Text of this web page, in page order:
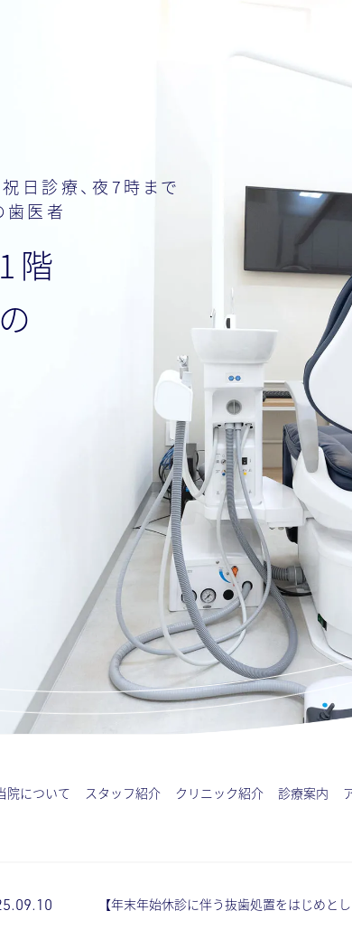
日診療、夜7時まで
歯医者
階
院について スタッフ紹介 クリニック紹介 診療案内
【年末年始休診に伴う抜歯処置をはじめと